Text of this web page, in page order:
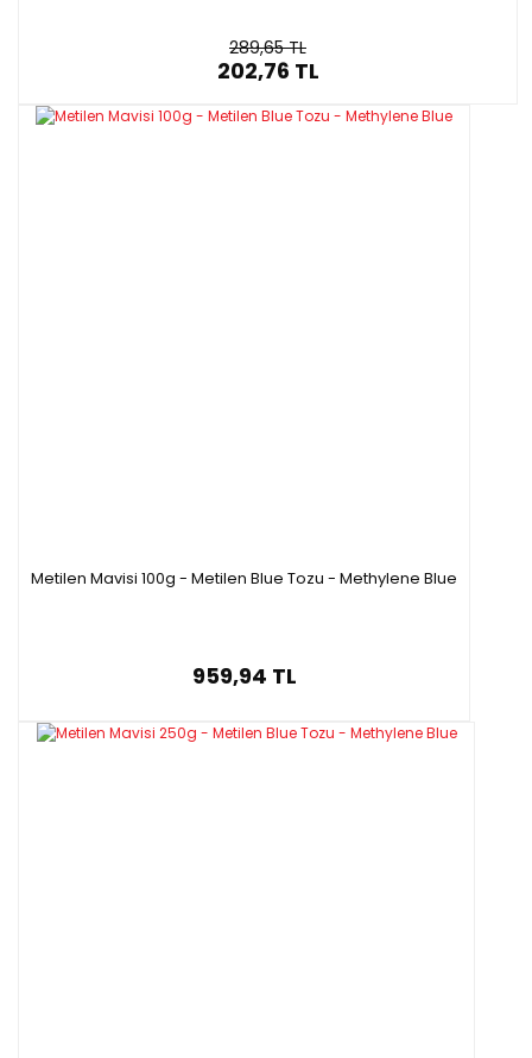
289,65 TL
202,76 TL
Metilen Mavisi 100g - Metilen Blue Tozu - Methylene Blue
959,94 TL